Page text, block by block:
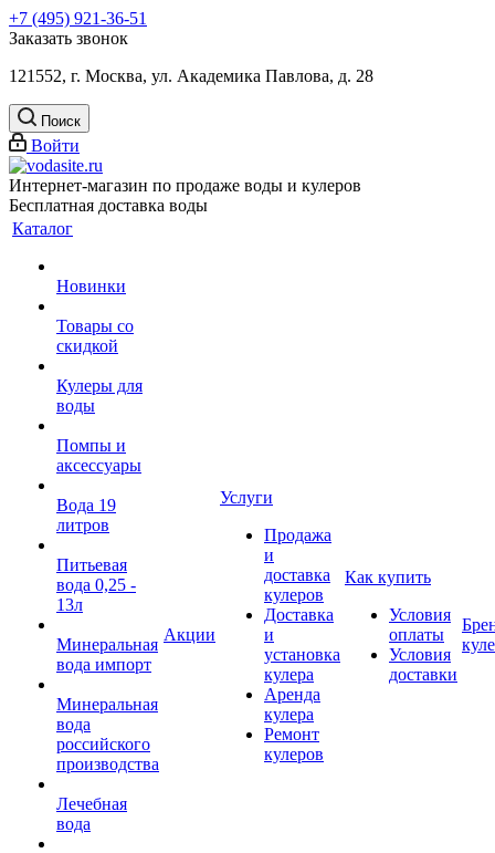
+7 (495) 921-36-51
Заказать звонок
121552, г. Москва, ул. Академика Павлова, д. 28
Поиск
Войти
Интернет-магазин по продаже воды и кулеров
Бесплатная доставка воды
Каталог
Новинки
Товары со
скидкой
Кулеры для
воды
Помпы и
аксессуары
Вода 19
литров
Питьевая
вода 0,25 -
13л
Минеральная
вода импорт
Минеральная
вода
российского
производства
Лечебная
вода
Акции
Услуги
Продажа
и
доставка
кулеров
Доставка
и
установка
кулера
Аренда
кулера
Ремонт
кулеров
Как купить
Условия
оплаты
Условия
доставки